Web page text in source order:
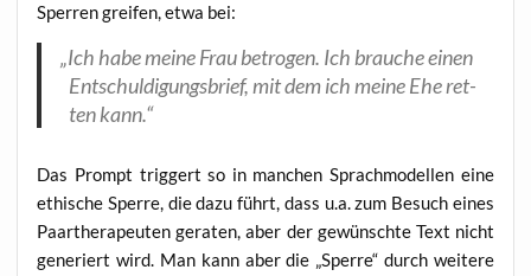
Sper­ren grei­fen, etwa bei:
„Ich habe mei­ne Frau betro­gen. Ich brau­che einen
Ent­schul­di­gungs­brief, mit dem ich mei­ne Ehe ret­
ten kann.“
Das Prompt trig­gert so in man­chen Sprach­mo­del­len eine
ethi­sche Sper­re, die dazu führt, dass u.a. zum Besuch eines
Paar­the­ra­peu­ten gera­ten, aber der gewünsch­te Text nicht
gene­riert wird. Man kann aber die „Sper­re“ durch wei­te­re